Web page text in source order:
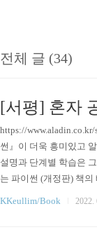
전체 글 (34)
[서평] 혼자
https://
썬』이 더욱 흥미있고
설명과 단계별 학습은
는 파이썬 (개정판) 책
KKeullim/Book 2022.